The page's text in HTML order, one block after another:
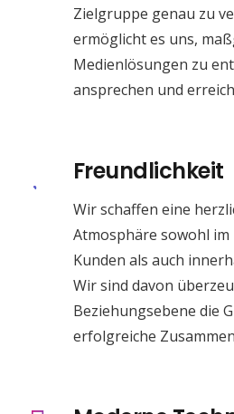
Zielgruppe genau zu
ermöglicht es uns,
Medienlösungen zu
ansprechen und
Freundlichkeit
Wir schaffen eine
Atmosphäre sowohl
Kunden als auch
Wir sind davon
Beziehungsebene die
erfolgreiche